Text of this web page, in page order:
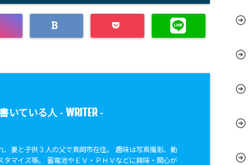
いている人 - WRITER-
、妻と子供３人の父で真岡市在住。 趣味は写真撮影、動
タマイズ等。 蓄電池やＥＶ・ＰＨＶなどに興味・関心が